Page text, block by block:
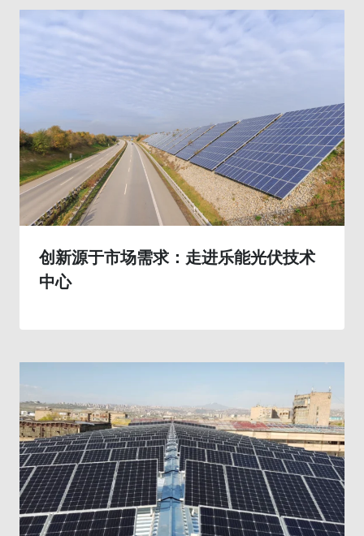
创新源于市场需求：走进乐能光伏技术
中心